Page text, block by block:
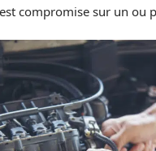
compromise sur un ou